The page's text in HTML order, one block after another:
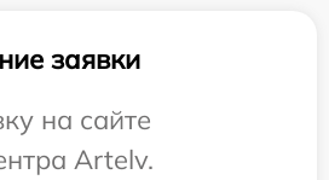
заявки
на сайте
Artelv.